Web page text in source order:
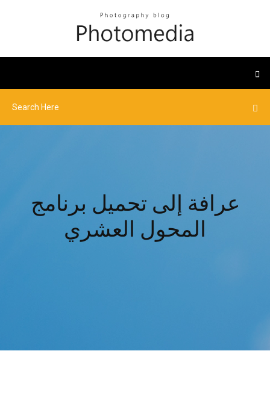
عرافة إلى تحميل برنامج
المحول العشري